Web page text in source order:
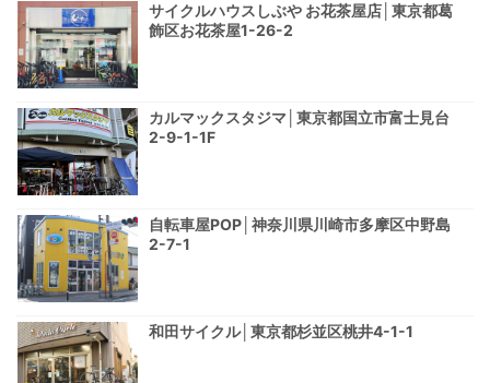
サイクルハウスしぶや お花茶屋店│東京都葛
飾区お花茶屋1-26-2
カルマックスタジマ│東京都国立市富士見台
2-9-1-1F
自転車屋POP│神奈川県川崎市多摩区中野島
2-7-1
和田サイクル│東京都杉並区桃井4-1-1